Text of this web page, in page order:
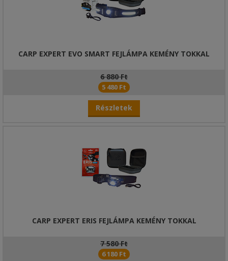
CARP EXPERT EVO SMART FEJLÁMPA KEMÉNY TOKKAL
6 880 Ft
5 480 Ft
Részletek
CARP EXPERT ERIS FEJLÁMPA KEMÉNY TOKKAL
7 580 Ft
6 180 Ft